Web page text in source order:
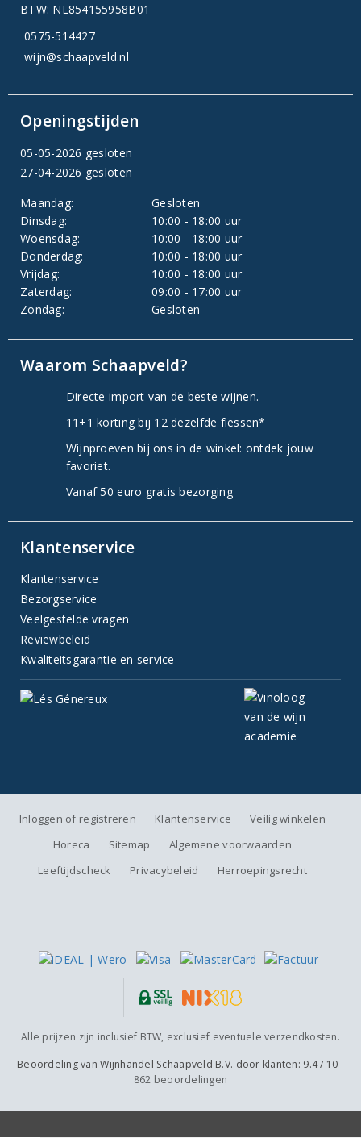
BTW: NL854155958B01
0575-514427
wijn@schaapveld.nl
Openingstijden
05-05-2026 gesloten
27-04-2026 gesloten
Maandag:
Gesloten
Dinsdag:
10:00 - 18:00 uur
Woensdag:
10:00 - 18:00 uur
Donderdag:
10:00 - 18:00 uur
Vrijdag:
10:00 - 18:00 uur
Zaterdag:
09:00 - 17:00 uur
Zondag:
Gesloten
Waarom Schaapveld?
Directe import van de beste wijnen.
11+1 korting bij 12 dezelfde flessen*
Wijnproeven bij ons in de winkel: ontdek jouw
favoriet.
Vanaf 50 euro gratis bezorging
Klantenservice
Klantenservice
Bezorgservice
Veelgestelde vragen
Reviewbeleid
Kwaliteitsgarantie en service
Inloggen of registreren Klantenservice
Veilig winkelen
Horeca
Sitemap
Algemene voorwaarden
Leeftijdscheck
Privacybeleid Herroepingsrecht
Alle prijzen zijn inclusief BTW, exclusief eventuele verzendkosten.
Beoordeling vanWijnhandel Schaapveld B.V. door klanten: 9.4/ 10 -
862 beoordelingen